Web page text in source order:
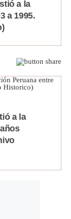
a la
a 1995.
a la